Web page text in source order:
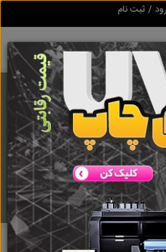
/ ثبت نام
ابزاریراق
و یراق آلات عمومی و صنعتی
دانلود